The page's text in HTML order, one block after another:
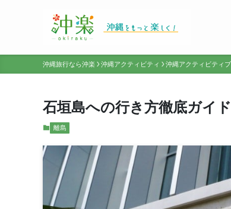
沖縄旅行なら沖楽 沖縄アクティビティ 沖縄アクティビティ
石垣島への行き方徹底ガイ
離島